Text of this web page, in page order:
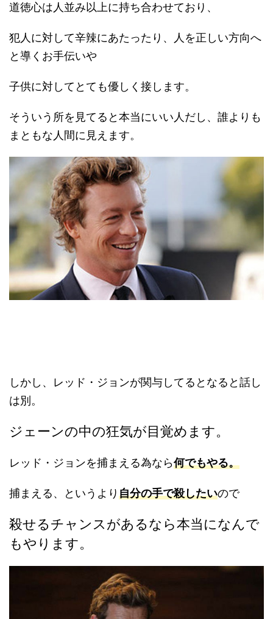
道徳心は人並み以上に持ち合わせており、
犯人に対して辛辣にあたったり、人を正しい方向へ
と導くお手伝いや
子供に対してとても優しく接します。
そういう所を見てると本当にいい人だし、誰よりも
まともな人間に見えます。
しかし、レッド・ジョンが関与してるとなると話し
は別。
ジェーンの中の狂気が目覚めます。
レッド・ジョンを捕まえる為なら何でもやる。
捕まえる、というより自分の手で殺したいので
殺せるチャンスがあるなら本当になんで
もやります。